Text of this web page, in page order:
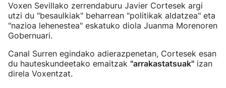
Voxen Sevillako zerrendaburu Javier Cortesek argi
utzi du "besaulkiak" beharrean "politikak aldatzea" eta
"nazioa lehenestea" eskatuko diola Juanma Morenoren
Gobernuari.
Canal Surren egindako adierazpenetan, Cortesek esan
du hauteskundeetako emaitzak "arrakastatsuak" izan
direla Voxentzat.